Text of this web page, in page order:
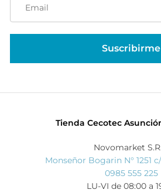
Tienda Cecotec
Novomarket
Monseñor Bogarin N° 1251
0985 555 225
LU-VI de 08:00 a